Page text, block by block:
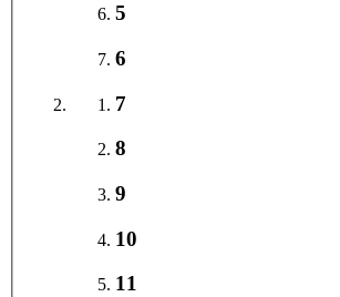
5
6
7
8
9
10
11